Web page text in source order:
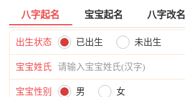
八字起名 宝宝起名 八字改名
出生状态 已出生 未出生
宝宝姓氏
宝宝性别 男 女